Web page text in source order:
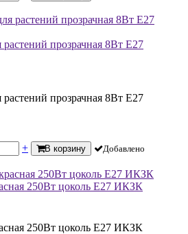
прозрачная 8Вт Е27
прозрачная 8Вт Е27
+ В корзину Добавлено
250Вт цоколь E27 ИКЗК
250Вт цоколь E27 ИКЗК